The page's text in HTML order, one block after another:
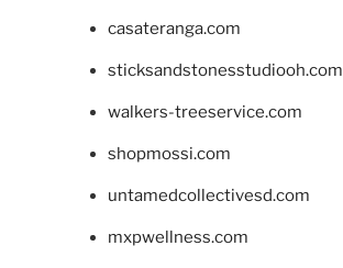
casateranga.com
sticksandstonesstudiooh.com
walkers-treeservice.com
shopmossi.com
untamedcollectivesd.com
mxpwellness.com